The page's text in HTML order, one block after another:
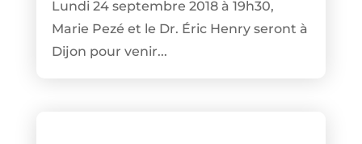
Lundi 24 septembre 2018 à 19h30,
Marie Pezé et le Dr. Éric Henry seront à
Dijon pour venir...